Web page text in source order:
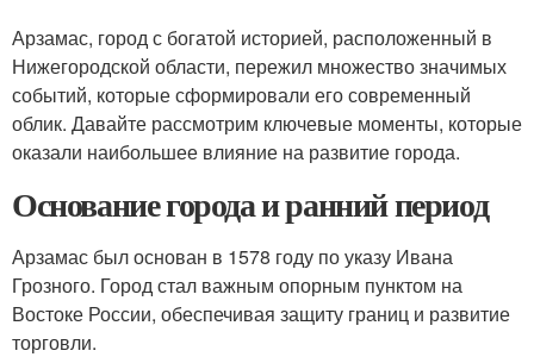
Арзамас, город с богатой историей, расположенный в
Нижегородской области, пережил множество значимых
событий, которые сформировали его современный
облик. Давайте рассмотрим ключевые моменты, которые
оказали наибольшее влияние на развитие города.
Основание города и ранний период
Арзамас был основан в 1578 году по указу Ивана
Грозного. Город стал важным опорным пунктом на
Востоке России, обеспечивая защиту границ и развитие
торговли.